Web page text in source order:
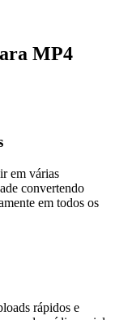
MP4
em várias
convertendo
em todos os
rápidos e